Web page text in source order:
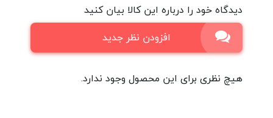
دیدگاه خود را درباره این کالا بیان کنید
افزودن نظر جدید
هیچ نظری برای این محصول وجود ندارد.